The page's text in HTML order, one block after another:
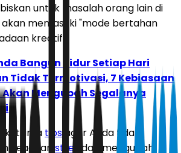
untuk masalah orang lain di
akan memasuki "mode bertahan
kreatif.
Bangun Tidur Setiap Hari
Tidak Termotivasi, 7 Kebiasaan
Mengubah Segalanya
lima tips agar Anda tidak
keadaan stres dan mengubah